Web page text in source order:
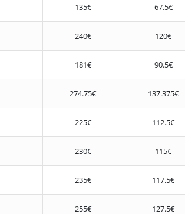
135€ 67.5€
240€ 120€
181€ 90.5€
274.75€ 137.375€
225€ 112.5€
230€ 115€
235€ 117.5€
255€ 127.5€